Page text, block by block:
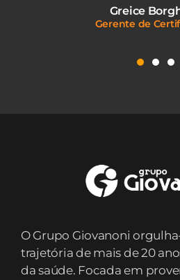
Greice
Gerente de
O Grupo Giovanoni
trajetória de mais de 20
da saúde. Focada em